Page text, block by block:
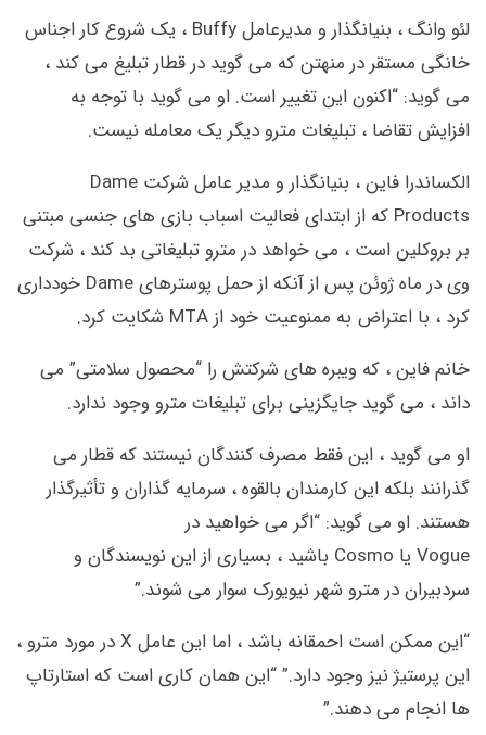
لئو وانگ ، بنیانگذار و مدیرعامل Buffy ، یک شروع کار اجناس
خانگی مستقر در منهتن که می گوید در قطار تبلیغ می کند ،
می گوید: “اکنون این تغییر است. او می گوید با توجه به
افزایش تقاضا ، تبلیغات مترو دیگر یک معامله نیست.
الكساندرا فاین ، بنیانگذار و مدیر عامل شركت Dame
Products كه از ابتدای فعالیت اسباب بازی های جنسی مبتنی
بر بروكلین است ، می خواهد در مترو تبلیغاتی بد كند ، شركت
وی در ماه ژوئن پس از آنكه از حمل پوسترهای Dame خودداری
كرد ، با اعتراض به ممنوعیت خود از MTA شکایت كرد.
خانم فاین ، که ویبره های شرکتش را “محصول سلامتی” می
داند ، می گوید جایگزینی برای تبلیغات مترو وجود ندارد.
او می گوید ، این فقط مصرف کنندگان نیستند که قطار می
گذرانند بلکه این کارمندان بالقوه ، سرمایه گذاران و تأثیرگذار
هستند. او می گوید: “اگر می خواهید در
Vogue یا Cosmo باشید ، بسیاری از این نویسندگان و
سردبیران در مترو شهر نیویورک سوار می شوند.”
“این ممکن است احمقانه باشد ، اما این عامل X در مورد مترو ،
این پرستیژ نیز وجود دارد.” “این همان کاری است که استارتاپ
ها انجام می دهند.”